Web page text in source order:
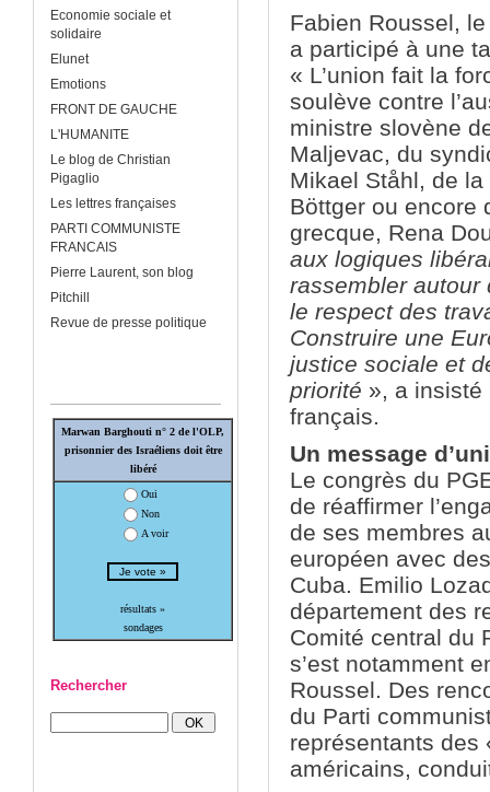
Economie sociale et
solidaire
Elunet
Emotions
FRONT DE GAUCHE
L'HUMANITE
Le blog de Christian
Pigaglio
Les lettres françaises
PARTI COMMUNISTE
FRANCAIS
Pierre Laurent, son blog
Pitchill
Revue de presse politique
Marwan Barghouti n° 2 de l'OLP,
prisonnier des Israéliens doit être
libéré
Oui
Non
A voir
résultats »
sondages
Rechercher
Fabien Roussel,
a participé à une
« L’union fait la
soulève contre
ministre slovène
Maljevac, du
Mikael Ståhl, de
Böttger ou encore
grecque, Rena
aux logiques
rassembler autour
le respect des
Construire une
justice sociale et
priorité », a insisté
français.
Un message
Le congrès du
de réaffirmer
de ses membres
européen avec
Cuba. Emilio
département des
Comité central du
s’est notamment
Roussel. Des
du Parti
représentants des
américains,